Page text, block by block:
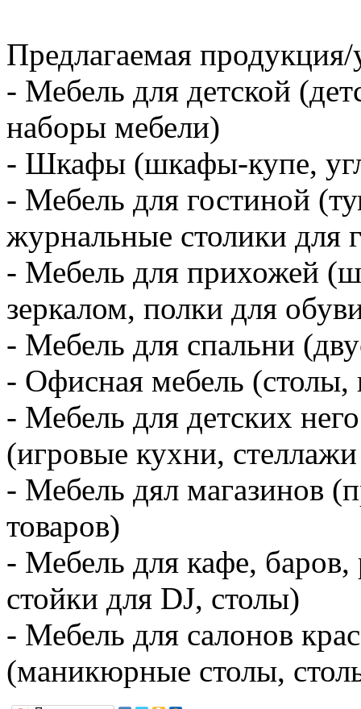
Предлагаемая продукция/
- Мебель для детской
наборы мебели)
- Шкафы (шкафы-купе,
- Мебель для гостиной
журнальные столики для
- Мебель для прихожей
зеркалом, полки для
- Мебель для спальни
- Офисная мебель
- Мебель для детских
(игровые кухни,
- Мебель дял магазинов
товаров)
- Мебель для кафе, баров,
стойки для DJ, столы)
- Мебель для салонов
(маникюрные столы,